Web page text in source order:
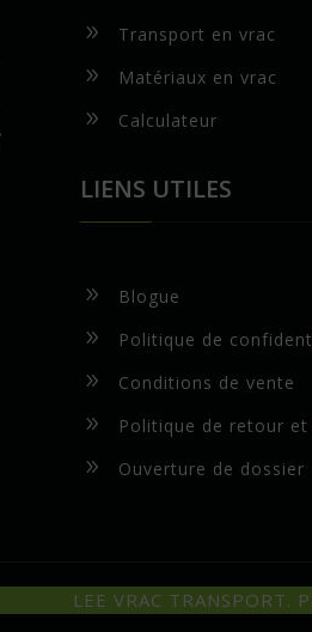
9 Transport en vrac
9 Matériaux en vrac
9 Calculateur
LIENS UTILES
9 Blogue
9 Politique de
9 Conditions de vente
9 Politique de retour et
9 Ouverture de dossier
LEE VRAC TRANSPORT.